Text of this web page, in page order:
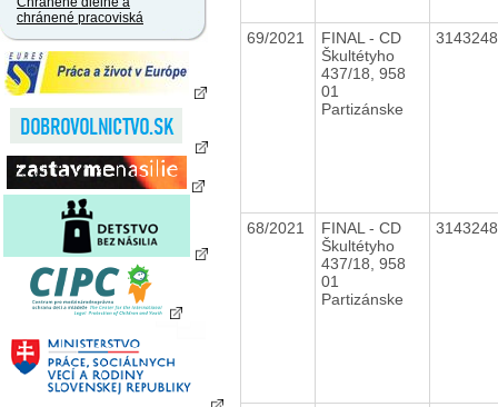
chránené pracoviská
69/2021
FINAL - CD
Škultétyho
437/18, 958
01
Partizánske
68/2021
FINAL - CD
Škultétyho
437/18, 958
01
Partizánske